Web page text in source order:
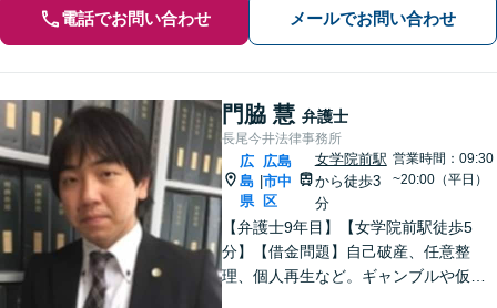
電話でお問い合わせ メールでお問い合わせ
門脇 慧 弁護士
長尾今井法律事務所
広
島
県
|
広島
市中
区
女学院前駅
から徒歩3
分
営業時間：09:30
~20:00（平日）
【弁護士9年目】【女学院前駅徒歩5
分】【借金問題】自己破産、任意整
理、個人再生など。ギャンブルや仮想